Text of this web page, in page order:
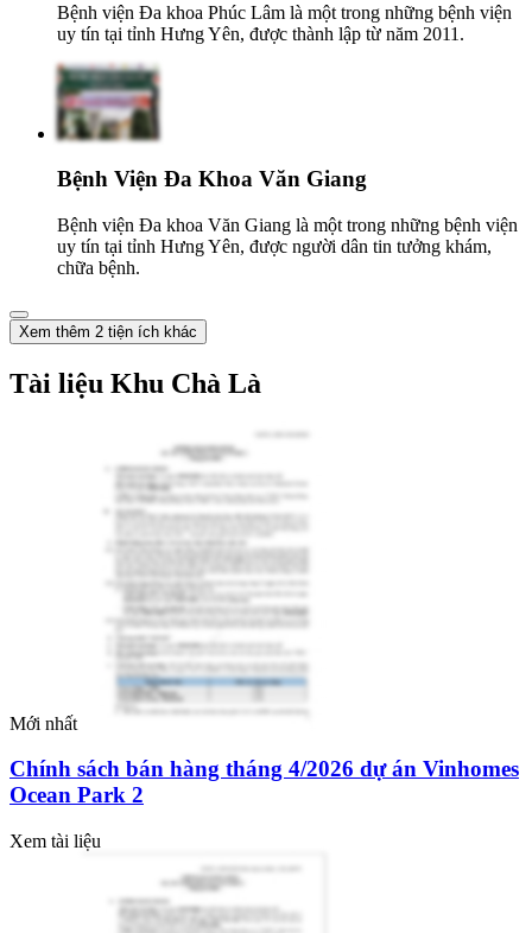
Bệnh viện Đa khoa Phúc Lâm là một trong những bệnh viện
uy tín tại tỉnh Hưng Yên, được thành lập từ năm 2011.
Bệnh Viện Đa Khoa Văn Giang
Bệnh viện Đa khoa Văn Giang là một trong những bệnh viện
uy tín tại tỉnh Hưng Yên, được người dân tin tưởng khám,
chữa bệnh.
Xem thêm 2 tiện ích khác
Tài liệu Khu Chà Là
Mới nhất
Chính sách bán hàng tháng 4/2026 dự án Vinhomes
Ocean Park 2
Xem tài liệu